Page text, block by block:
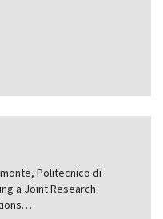
Politecnico di
a Joint Research